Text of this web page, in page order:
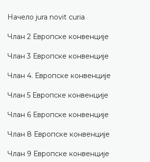
Начело jura novit curia
Члан 2 Европске конвенције
Члан 3 Европске конвенције
Члан 4. Европске конвенције
Члан 5 Европске конвенције
Члан 6 Европске конвенције
Члан 8 Европске конвенције
Члан 9 Европске конвенције